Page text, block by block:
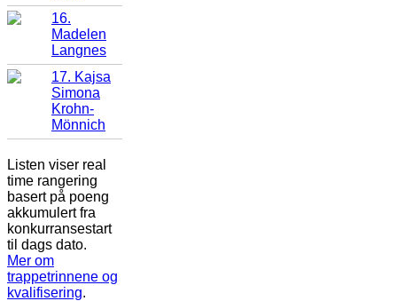
16.
Madelen
Langnes
17. Kajsa
Simona
Krohn-
Mönnich
Listen viser real
time rangering
basert på poeng
akkumulert fra
konkurransestart
til dags dato.
Mer om
trappetrinnene og
kvalifisering.